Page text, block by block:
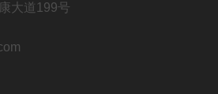
大道199号